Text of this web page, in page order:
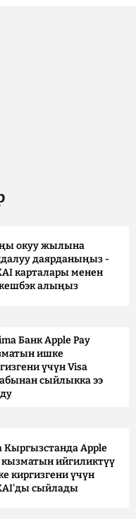
окуу жылына
даярданыңыз -
карталары менен
алыңыз
Банк Apple Pay
ишке
үчүн Visa
сыйлыкка ээ
Кыргызстанда Apple
кызматын ийгиликтүү
киргизгени үчүн
сыйлады